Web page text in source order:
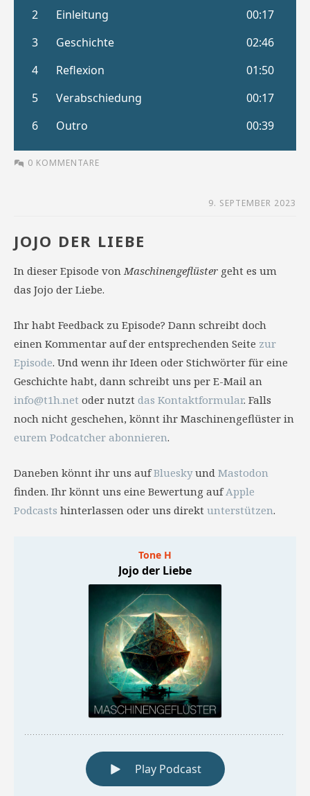
0 KOMMENTARE
9. SEPTEMBER 2023
JOJO DER LIEBE
In dieser Episode vonMaschinengeflüster geht es um
das Jojo der Liebe.
Ihr habt Feedback zu Episode? Dann schreibt doch
einen Kommentar auf der entsprechenden Seite zur
Episode. Und wenn ihr Ideen oder Stichwörter für eine
Geschichte habt, dann schreibt uns per E-Mail an
info@t1h.net oder nutzt das Kontaktformular. Falls
noch nicht geschehen, könnt ihr Maschinengeflüster in
eurem Podcatcher abonnieren.
Daneben könnt ihr uns aufBlueskyund Mastodon
finden. Ihr könnt uns eine Bewertung aufApple
Podcasts hinterlassen oder uns direkt unterstützen.